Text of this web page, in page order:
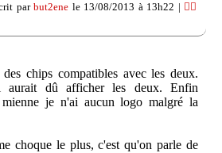
parbut2ene le 13/08/2013 à 13h22 | 👍🏽
chips compatibles avec les deux.
aurait dû afficher les deux. Enfin
je n'ai aucun logo malgré la
choque le plus, c'est qu'on parle de